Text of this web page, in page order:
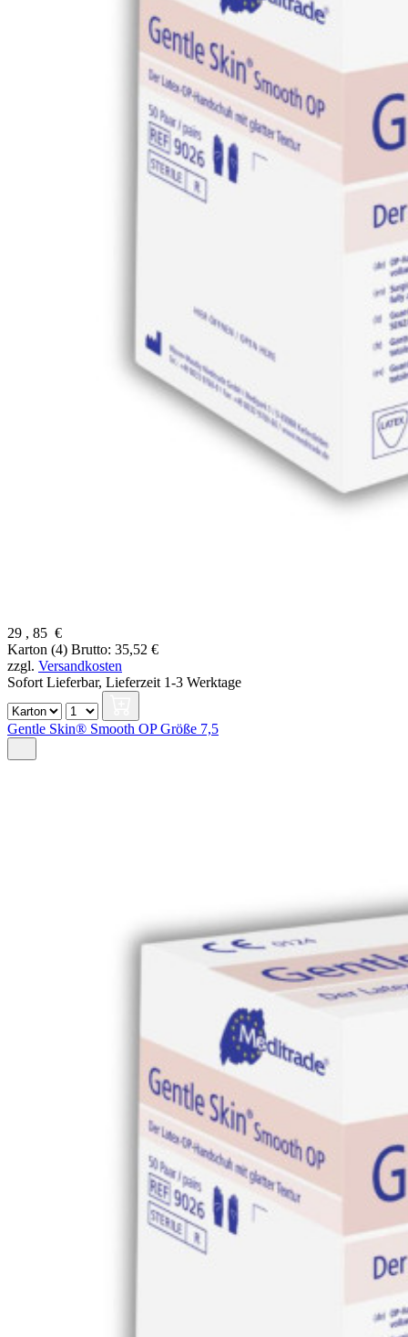
29 , 85 €
Karton (4) Brutto: 35,52 €
zzgl. Versandkosten
Sofort Lieferbar, Lieferzeit 1-3 Werktage
Gentle Skin® Smooth OP Größe 7,5